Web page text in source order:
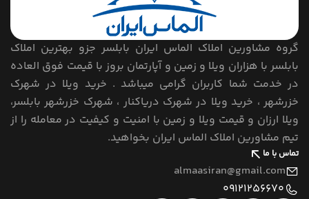
گروه مشاورین املاک الماس ایران بابلسر جزو بهترین املاک
بابلسر با هزاران ویلا و زمین و آپارتمان بروز با قیمت فوق العاده
در خدمت شما کاربران گرامی میباشد . خرید ویلا در شهرک
خزرشهر ، خرید ویلا در شهرک دریاکنار ، شهرک خزرشهر بابلسر،
ویلا ارزان و قیمت ویلا و زمین با امنیت و کیفیت در معامله را از
تیم مشاورین املاک الماس ایران بخواهید.
تماس با ما
almaasiran@gmail.com
09121256670